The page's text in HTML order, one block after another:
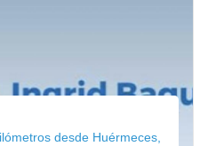
desde Huérmeces,